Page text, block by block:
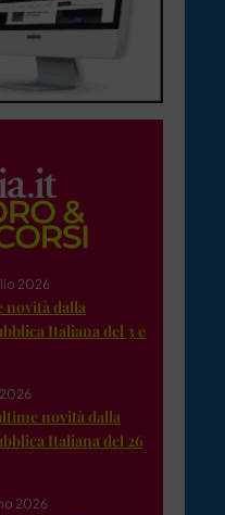
2026
novità dalla
Italiana del 3 e
novità dalla
Italiana del 26
2026